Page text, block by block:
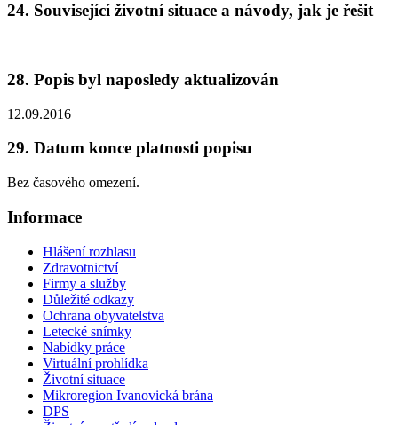
24. Související životní situace a návody, jak je řešit
28. Popis byl naposledy aktualizován
12.09.2016
29. Datum konce platnosti popisu
Bez časového omezení.
Informace
Hlášení rozhlasu
Zdravotnictví
Firmy a služby
Důležité odkazy
Ochrana obyvatelstva
Letecké snímky
Nabídky práce
Virtuální prohlídka
Životní situace
Mikroregion Ivanovická brána
DPS